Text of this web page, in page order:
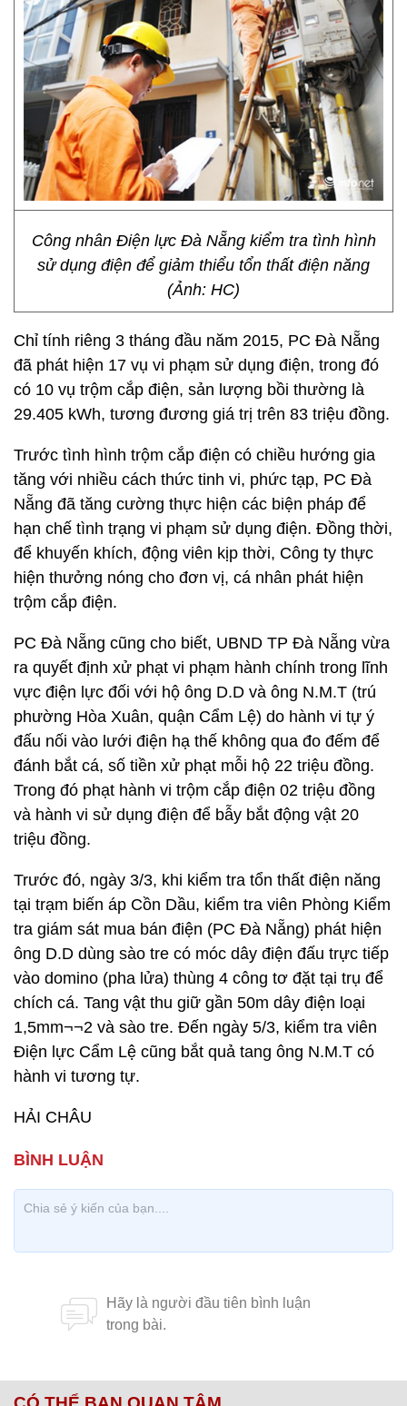
Công nhân Điện lực Đà Nẵng kiểm tra tình hình
sử dụng điện để giảm thiểu tổn thất điện năng
(Ảnh: HC)
Chỉ tính riêng 3 tháng đầu năm 2015, PC Đà Nẵng
đã phát hiện 17 vụ vi phạm sử dụng điện, trong đó
có 10 vụ trộm cắp điện, sản lượng bồi thường là
29.405 kWh, tương đương giá trị trên 83 triệu đồng.
Trước tình hình trộm cắp điện có chiều hướng gia
tăng với nhiều cách thức tinh vi, phức tạp, PC Đà
Nẵng đã tăng cường thực hiện các biện pháp để
hạn chế tình trạng vi phạm sử dụng điện. Đồng thời,
để khuyến khích, động viên kịp thời, Công ty thực
hiện thưởng nóng cho đơn vị, cá nhân phát hiện
trộm cắp điện.
PC Đà Nẵng cũng cho biết, UBND TP Đà Nẵng vừa
ra quyết định xử phạt vi phạm hành chính trong lĩnh
vực điện lực đối với hộ ông D.D và ông N.M.T (trú
phường Hòa Xuân, quận Cẩm Lệ) do hành vi tự ý
đấu nối vào lưới điện hạ thế không qua đo đếm để
đánh bắt cá, số tiền xử phạt mỗi hộ 22 triệu đồng.
Trong đó phạt hành vi trộm cắp điện 02 triệu đồng
và hành vi sử dụng điện để bẫy bắt động vật 20
triệu đồng.
Trước đó, ngày 3/3, khi kiểm tra tổn thất điện năng
tại trạm biến áp Cồn Dầu, kiểm tra viên Phòng Kiểm
tra giám sát mua bán điện (PC Đà Nẵng) phát hiện
ông D.D dùng sào tre có móc dây điện đấu trực tiếp
vào domino (pha lửa) thùng 4 công tơ đặt tại trụ để
chích cá. Tang vật thu giữ gần 50m dây điện loại
1,5mm¬¬2 và sào tre. Đến ngày 5/3, kiểm tra viên
Điện lực Cẩm Lệ cũng bắt quả tang ông N.M.T có
hành vi tương tự.
HẢI CHÂU